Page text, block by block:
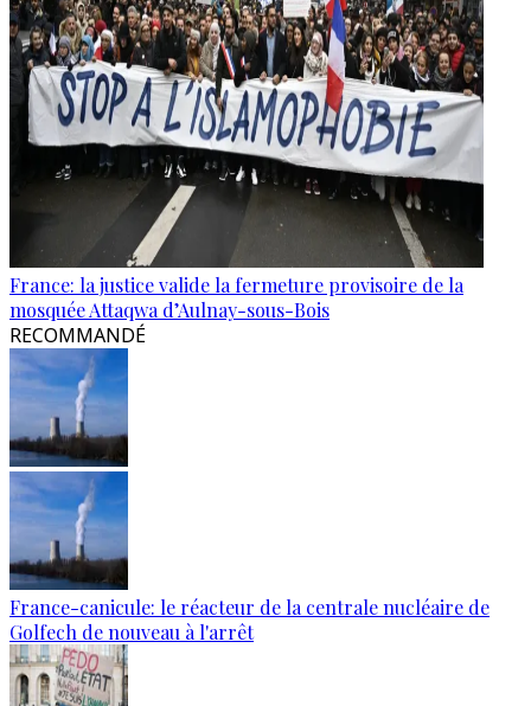
France: la justice valide la fermeture provisoire de la
mosquée Attaqwa d’Aulnay-sous-Bois
RECOMMANDÉ
France-canicule: le réacteur de la centrale nucléaire de
Golfech de nouveau à l'arrêt